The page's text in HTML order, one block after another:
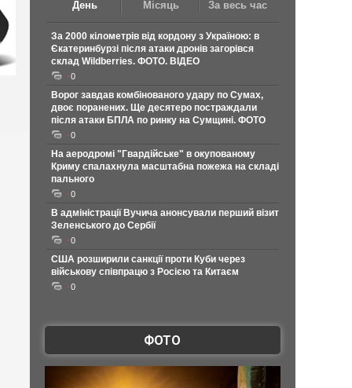
День Місяць За весь час
За 2000 кілометрів від кордону з Україною: в
Єкатеринбурзі після атаки дронів загорівся
склад Wildberries. ФОТО. ВІДЕО
0
Ворог завдав комбінованого удару по Сумах,
двоє поранених. Ще десятеро постраждали
після атаки БПЛА по ринку на Сумщині. ФОТО
0
На аеродромі "Гвардійське" в окупованому
Криму спалахнула масштабна пожежа на складі
пального
0
В адміністрації Вучича анонсували перший візит
Зеленського до Сербії
0
США розширили санкції проти Куби через
військову співпрацю з Росією та Китаєм
0
ФОТО